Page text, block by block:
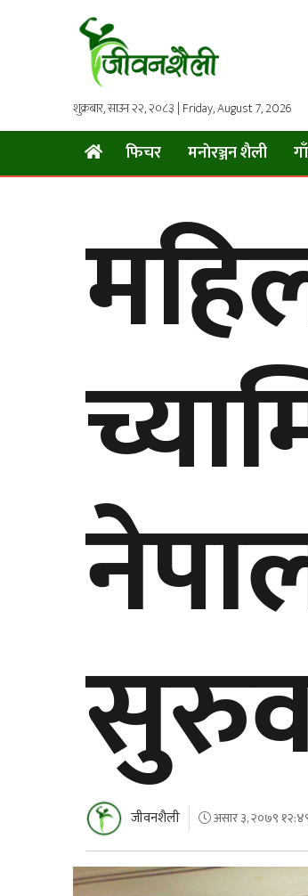
शुक्रबार, साउन २२, २०८३ | Friday, August 7, 2026
फिचर मनाेरञ्जन शैली
जीवनशैली असार ३, २०७९